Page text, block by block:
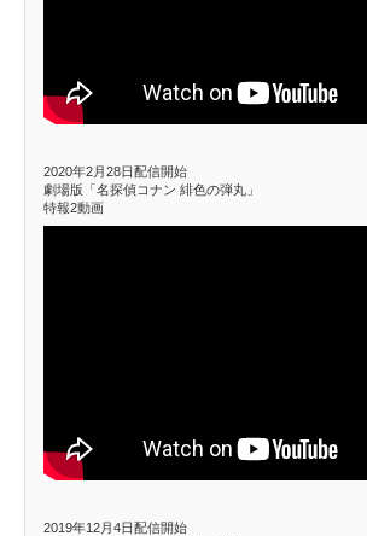
2020年2月28日配信開始
劇場版「名探偵コナン 緋色の弾丸」
特報2動画
2019年12月4日配信開始